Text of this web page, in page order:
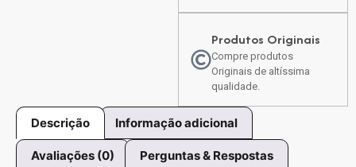
Produtos Originais
Compre produtos
Originais de altíssima
qualidade.
Descrição Informação adicional
Avaliações (0) Perguntas & Respostas